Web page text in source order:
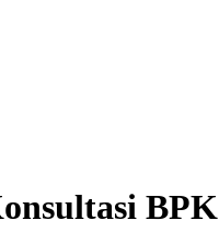
BPK